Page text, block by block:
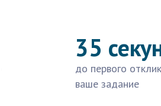
35
до первого
ваше задание